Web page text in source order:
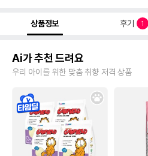
상품정보 후기 1
Ai가 추천 드려요
우리 아이를 위한 맞춤 취향 저격 상품